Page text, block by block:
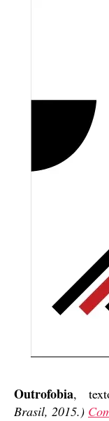
Outrofobia,
Brasil, 2015.)